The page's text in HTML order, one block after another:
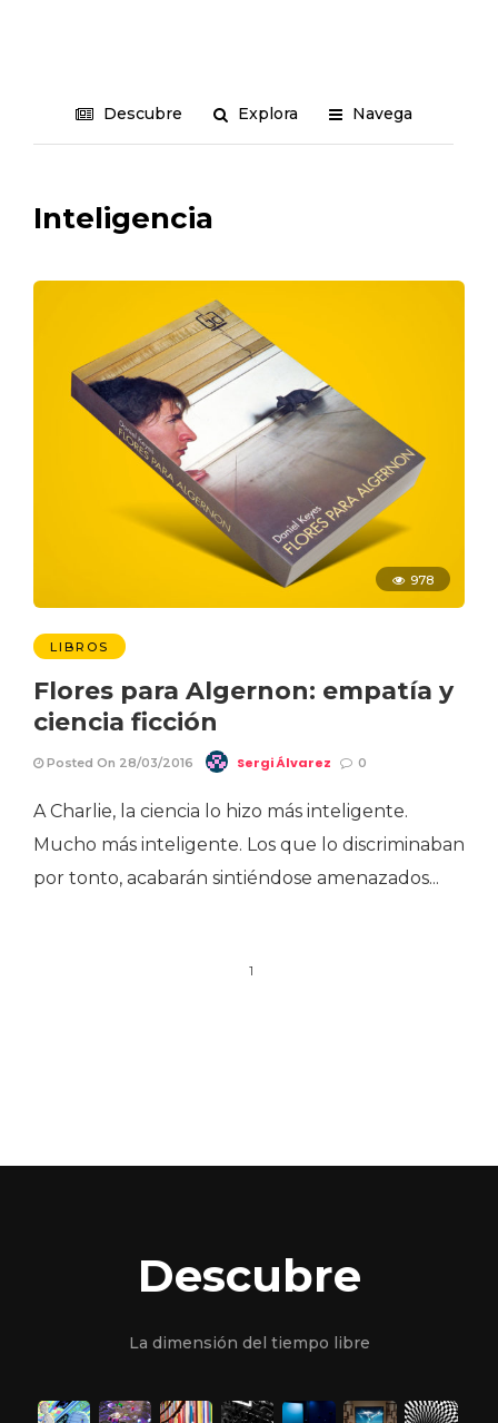
Descubre Explora Navega
Inteligencia
978
LIBROS
Flores para Algernon: empatía y
ciencia ficción
Posted On 28/03/2016 Sergi Álvarez 0
A Charlie, la ciencia lo hizo más inteligente.
Mucho más inteligente. Los que lo discriminaban
por tonto, acabarán sintiéndose amenazados...
1
Descubre
La dimensión del tiempo libre